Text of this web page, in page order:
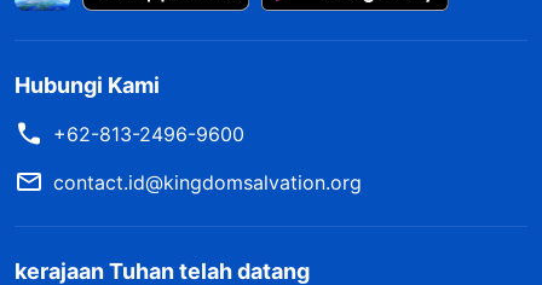
Hubungi Kami
+62-813-2496-9600
contact.id@kingdomsalvation.org
kerajaan Tuhan telah datang